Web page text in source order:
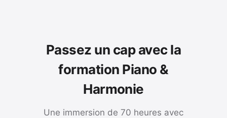
Passez un cap avec la
formation Piano &
Harmonie
Une immersion de 70 heures avec